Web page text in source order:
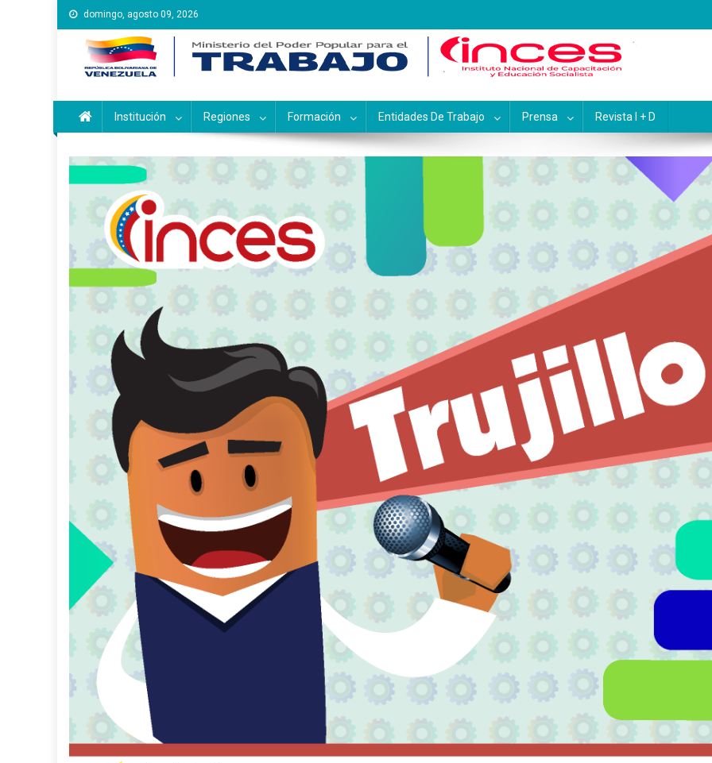
Saltar
al
contenido
domingo, agosto 09, 2026
Instituto Nacional de Capacitación y Educación
Inces
Institución Regiones Formación Entidades De Trabajo Prensa Revista I + D